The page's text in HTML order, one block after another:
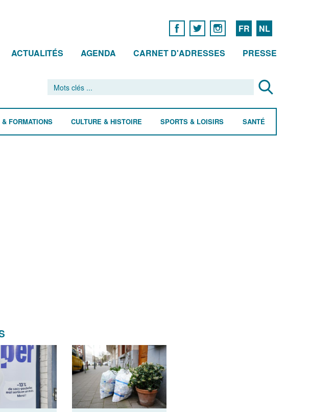
FR NL
ACTUALITÉS AGENDA CARNET D'ADRESSES PRESSE
FORMATIONS CULTURE & HISTOIRE SPORTS & LOISIRS SANTÉ